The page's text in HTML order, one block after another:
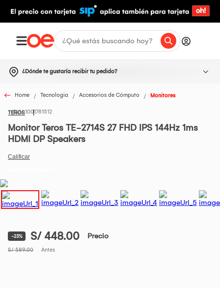
¿Dónde te gustaría recibir tu pedido?
Home Tecnologia Accesorios de Cómputo Monitores
TEROS1001781512
Monitor Teros TE-2714S 27 FHD IPS 144Hz 1ms
HDMI DP Speakers
-23% S/ 448.00 Precio
S/ 589.00 Antes